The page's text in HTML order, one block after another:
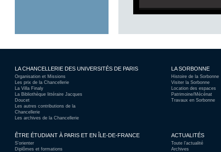
LA CHANCELLERIE DES UNIVERSITÉS DE PARIS
Organisation et Missions
Les prix de la Chancellerie
La Villa Finaly
La Bibliothèque littéraire Jacques
Doucet
Les autres contributions de la
Chancellerie
Les archives de la Chancellerie
LA SORBONNE
Histoire de la Sorbonne
Visiter la Sorbonne
Location des espaces
Patrimoine/Mécénat
Travaux en Sorbonne
ÊTRE ÉTUDIANT À PARIS ET EN ÎLE-DE-FRANCE
S’orienter
Diplômes et formations
ACTUALITÉS
Toute l’actualité
Archives